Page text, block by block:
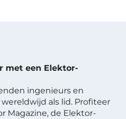
met een Elektor-
ingenieurs en
als lid. Profiteer
Magazine, de Elektor-